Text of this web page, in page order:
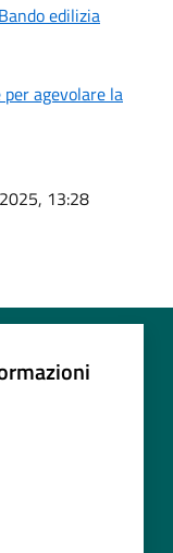
edilizia
agevolare la
13:28